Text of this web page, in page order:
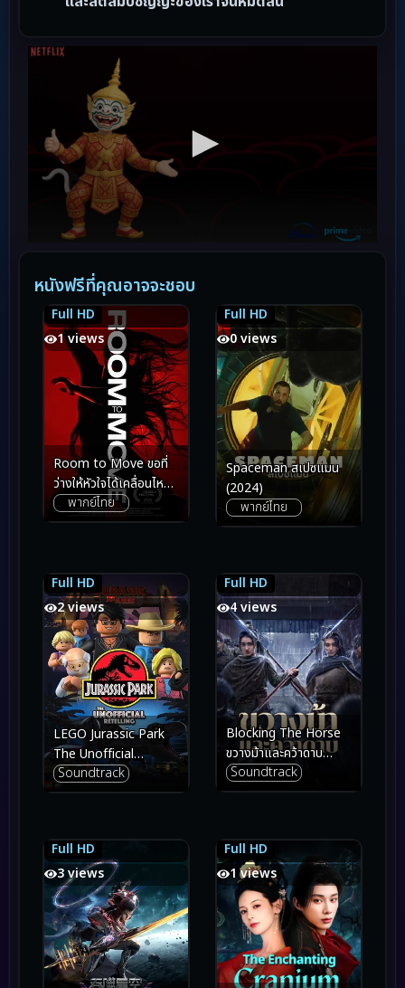
หนังฟรีที่คุณอาจจะชอบ
Full HD
7.1
1 views
7.1
Room to Move ขอที่
ว่างให้หัวใจได้เคลื่อนไหว
(2025)
พากย์ไทย
Full HD
6.7
0 views
6.7
Spaceman สเปซแมน
(2024)
พากย์ไทย
Full HD
6.9
2 views
6.9
LEGO Jurassic Park
The Unofficial
Retelling (2023)
Soundtrack
Full HD
4.6
4 views
4.6
Blocking The Horse
ขวางม้าและคว้าดาบ
(2024)
Soundtrack
Full HD
3.1
3 views
3.1 Full HD
6.8
1 views
6.8